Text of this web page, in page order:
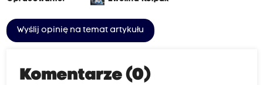
Wyślij opinię na temat artykułu
Komentarze (0)